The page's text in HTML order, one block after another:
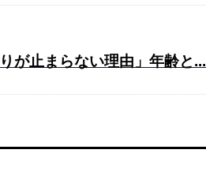
が止まらない理由」年齢と...